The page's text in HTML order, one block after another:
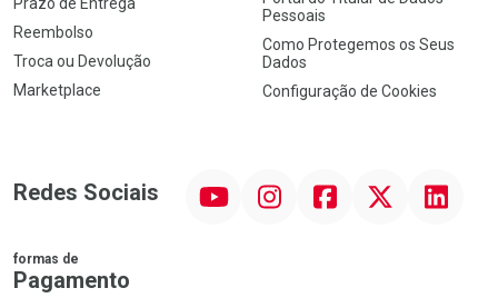
Reembolso
Troca ou Devolução
Marketplace
Pessoais
Como Protegemos os Seus
Dados
Configuração de Cookies
Redes Sociais InstagramFacebook Linkedin
formas de
Pagamento